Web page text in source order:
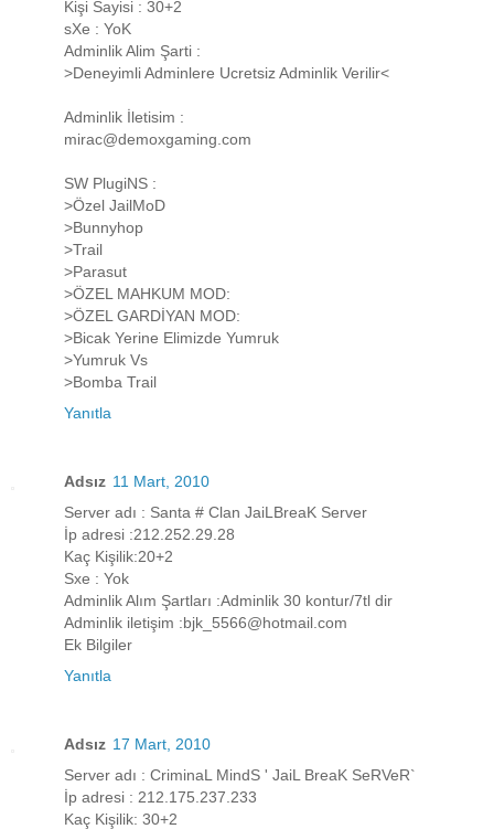
Kişi Sayisi : 30+2
sXe : YoK
Adminlik Alim Şarti :
>Deneyimli Adminlere Ucretsiz Adminlik Verilir<
Adminlik İletisim :
mirac@demoxgaming.com
SW PlugiNS :
>Özel JailMoD
>Bunnyhop
>Trail
>Parasut
>ÖZEL MAHKUM MOD:
>ÖZEL GARDİYAN MOD:
>Bicak Yerine Elimizde Yumruk
>Yumruk Vs
>Bomba Trail
Yanıtla
Adsız 11 Mart, 2010
Server adı : Santa # Clan JaiLBreaK Server
İp adresi :212.252.29.28
Kaç Kişilik:20+2
Sxe : Yok
Adminlik Alım Şartları :Adminlik 30 kontur/7tl dir
Adminlik iletişim :bjk_5566@hotmail.com
Ek Bilgiler
Yanıtla
Adsız 17 Mart, 2010
Server adı : CriminaL MindS ' JaiL BreaK SeRVeR`
İp adresi : 212.175.237.233
Kaç Kişilik: 30+2